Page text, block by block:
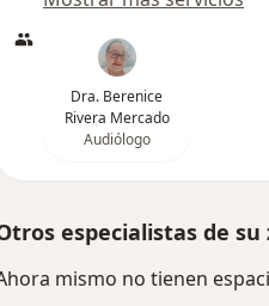
Dra. Berenice
Rivera Mercado
Audiólogo
especialistas de su
mismo no tienen